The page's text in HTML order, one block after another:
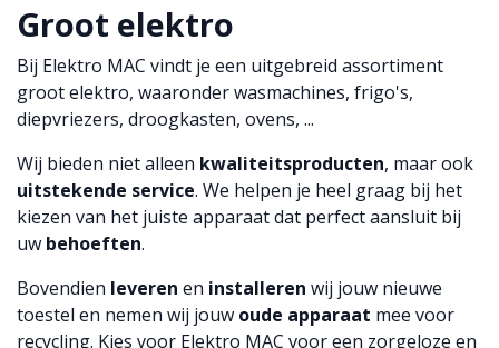
Groot elektro
Bij Elektro MAC vindt je een uitgebreid assortiment
groot elektro, waaronder wasmachines, frigo's,
diepvriezers, droogkasten, ovens, ...
Wij bieden niet alleen kwaliteitsproducten, maar ook
uitstekende service. We helpen je heel graag bij het
kiezen van het juiste apparaat dat perfect aansluit bij
uw behoeften.
Bovendien leveren en installeren wij jouw nieuwe
toestel en nemen wij jouw oude apparaat mee voor
recycling. Kies voor Elektro MAC voor een zorgeloze en